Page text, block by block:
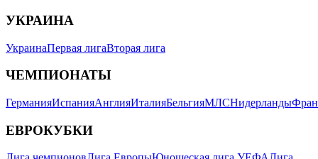
УКРАИНА
УкраинаПервая лигаВторая лига
ЧЕМПИОНАТЫ
ГерманияИспанияАнглияИталияБельгияМЛСНидерланды
ЕВРОКУБКИ